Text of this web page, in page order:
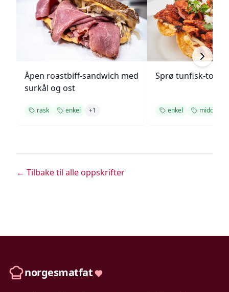
Åpen roastbiff-sandwich med
surkål og ost
rask enkel +1
Sprø tunfisk-
enkel middag
← Tilbake til alle oppskrifter
norgesmatfat